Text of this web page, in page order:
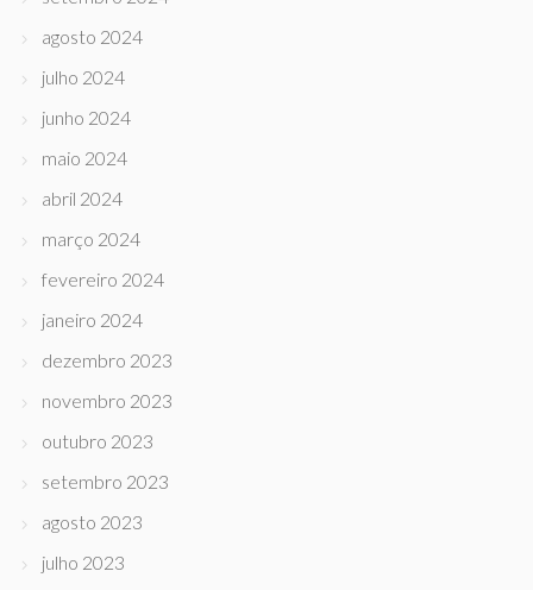
agosto 2024
julho 2024
junho 2024
maio 2024
abril 2024
março 2024
fevereiro 2024
janeiro 2024
dezembro 2023
novembro 2023
outubro 2023
setembro 2023
agosto 2023
julho 2023